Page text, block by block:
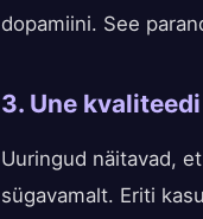
dopamiini. See
3. Une
Uuringud näitavad,
sügavamalt. Eriti